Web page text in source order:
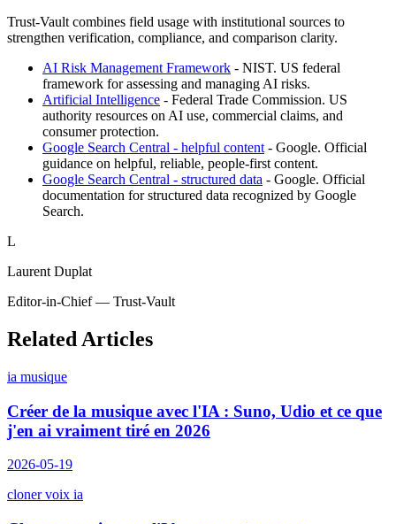
Trust-Vault combines field usage with institutional sources to
strengthen verification, compliance, and comparison clarity.
AI Risk Management Framework - NIST. US federal
framework for assessing and managing AI risks.
Artificial Intelligence - Federal Trade Commission. US
authority resources on AI use, commercial claims, and
consumer protection.
Google Search Central - helpful content - Google. Official
guidance on helpful, reliable, people-first content.
Google Search Central - structured data - Google. Official
documentation for structured data recognized by Google
Search.
L
Laurent Duplat
Editor-in-Chief — Trust-Vault
Related Articles
ia musique
Créer de la musique avec l'IA : Suno, Udio et ce que
j'en ai vraiment tiré en 2026
2026-05-19
cloner voix ia